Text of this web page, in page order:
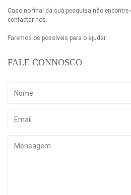
Caso no final da sua pesquisa não encontre
contactar-nos.
Faremos os possíveis para o ajudar.
FALE CONNOSCO